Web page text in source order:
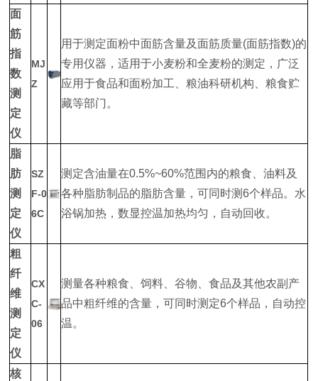
面
筋
指
数
测
定
仪
MJ
Z
用于测定面粉中面筋含量及面筋质量(面筋指数)的
专用仪器，适用于小麦粉和全麦粉的测定，广泛
应用于食品和面粉加工、粮油科研机构、粮食贮
藏等部门。
脂
肪
测
定
仪
SZ
F-0
6C
测定含油量在0.5%~60%范围内的粮食、油料及
各种脂肪制品的脂肪含量，可同时测6个样品。水
浴锅加热，数显控温加热均匀，自动回收。
粗
纤
维
测
定
仪
CX
C-
06
测量各种粮食、饲料、谷物、食品及其他农副产
品中粗纤维的含量，可同时测定6个样品，自动控
温。
核